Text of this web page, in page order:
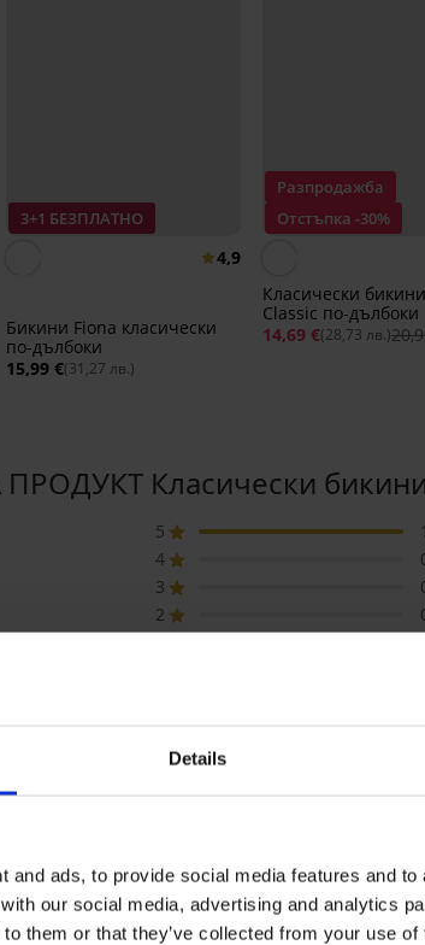
Details
and ads, to provide social media features and
our social media, advertising and analytics
them or that they’ve collected from your use
3+1 БЕЗПЛАТНО
4,9
Бикини Fiona класически
по-дълбоки
15,99 €(31,27 лв.)
Разпродажба
Отстъпка -30%
Класически
Classic по-дълбоки
14,69 €(28,73 лв.)
Класически бикини
5
4
3
2
комфорт Препоръчвам моля